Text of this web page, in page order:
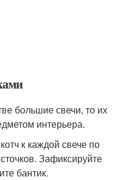
большие свечи, то их
интерьера.
к каждой свече по
Зафиксируйте
бантик.